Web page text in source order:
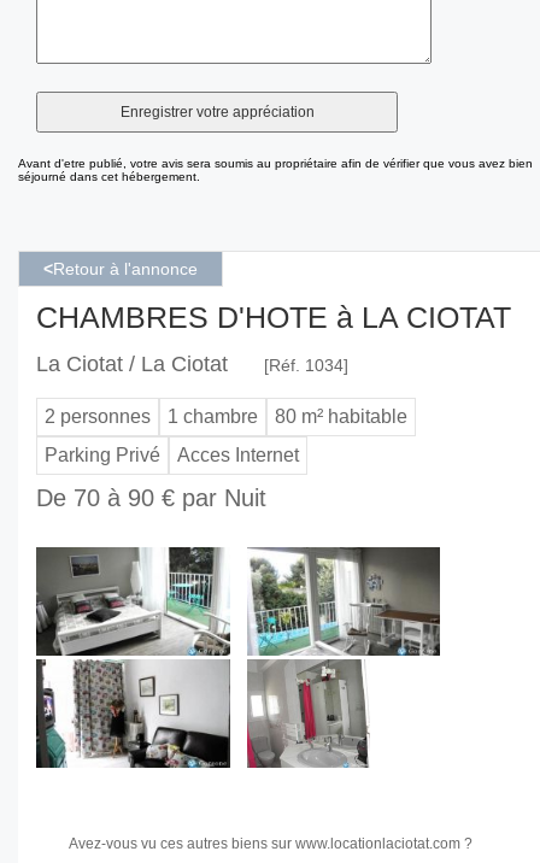
Avant d'etre publié, votre avis sera soumis au propriétaire afin de vérifier que vous avez bien
séjourné dans cet hébergement.
<Retour à l'annonce
CHAMBRES D'HOTE à LA CIOTAT
La Ciotat / La Ciotat [Réf. 1034]
2 personnes 1 chambre
80 m² habitable
Parking Privé
Acces Internet
De 70 à 90 € par Nuit
Avez-vous vu ces autres biens sur www.locationlaciotat.com ?